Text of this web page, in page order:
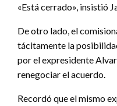
«Está cerrado», insistió
De otro lado, el
tácitamente la
por el expresidente
renegociar el acuerdo.
Recordó que el mismo